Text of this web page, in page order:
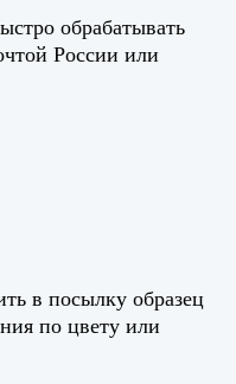
обрабатывать
России или
в посылку образец
по цвету или